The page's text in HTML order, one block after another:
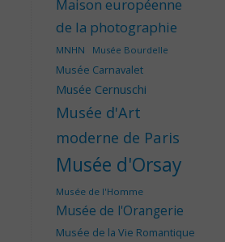
Maison européenne
de la photographie
MNHN Musée Bourdelle
Musée Carnavalet
Musée Cernuschi
Musée d'Art
moderne de Paris
Musée d'Orsay
Musée de l'Homme
Musée de l'Orangerie
Musée de la Vie Romantique